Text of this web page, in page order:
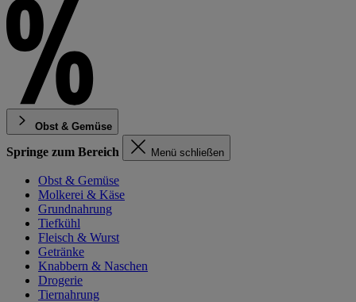
Obst & Gemüse
Springe zum Bereich Menü schließen
Obst & Gemüse
Molkerei & Käse
Grundnahrung
Tiefkühl
Fleisch & Wurst
Getränke
Knabbern & Naschen
Drogerie
Tiernahrung